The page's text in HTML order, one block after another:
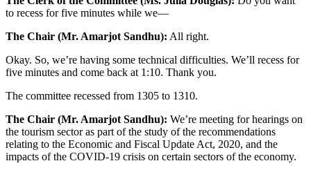
to recess for five minutes while we—
The Chair (Mr. Amarjot Sandhu): All right.
Okay. So, we’re having some technical difficulties. We’ll recess for
five minutes and come back at 1:10. Thank you.
The committee recessed from 1305 to 1310.
The Chair (Mr. Amarjot Sandhu): We’re meeting for hearings on
the tourism sector as part of the study of the recommendations
relating to the Economic and Fiscal Update Act, 2020, and the
impacts of the COVID-19 crisis on certain sectors of the economy.